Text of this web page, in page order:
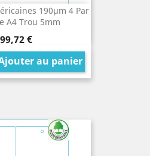
190µm 4 Par
A4 Trou 5mm
Prix
99,72 €
au panier